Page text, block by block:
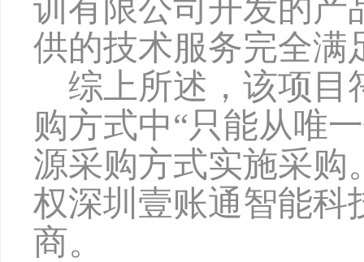
训有限公司开发的产
供的技术服务完全满
综上所述，该项目
购方式中“只能从唯
源采购方式实施采购
权深圳壹账通智能科
商。